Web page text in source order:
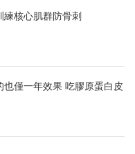
核心肌群防骨刺
僅一年效果 吃膠原蛋白皮